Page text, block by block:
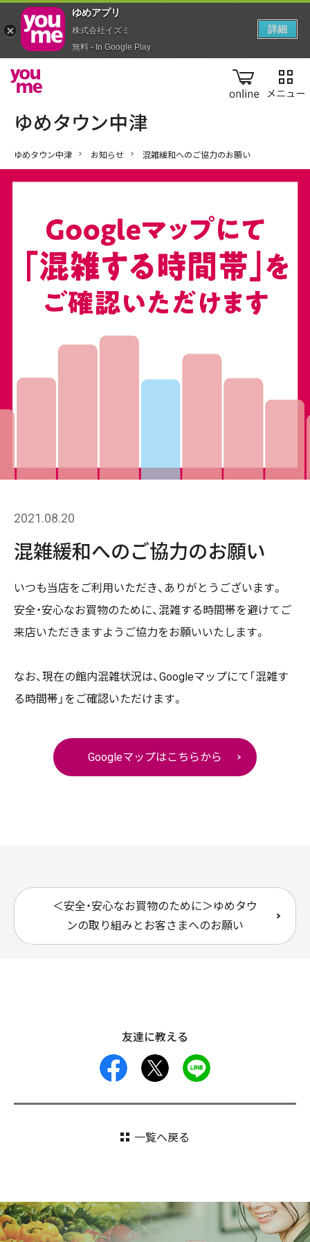
online
ゆめタウン中津 お知らせ 混雑緩和へのご協力のお願い
2021.08.20
混雑緩和へのご協力のお願い
いつも当店をご利用いただき、ありがとうございます。
安全・安心なお買物のために、混雑する時間帯を避けてご
来店いただきますようご協力をお願いいたします。
なお、現在の館内混雑状況は、Googleマップにて「混雑す
る時間帯」をご確認いただけます。
Googleマップはこちらから
＜安全・安心なお買物のために＞ゆめタウ
ンの取り組みとお客さまへのお願い
友達に教える
facebook
一覧へ戻る
ゆめアプ‪リ‬
株式会社イズミ
無料 - In Google Play
詳細